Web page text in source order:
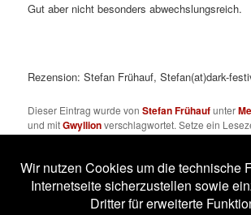
Gut aber nicht besonders abwechslungsreich.
Rezension: Stefan Frühauf, Stefan(at)dark-
Dieser Eintrag wurde vonStefan Frühaufunter
und mitGwyllionverschlagwortet. Setze ein
Permalink.
Impressum